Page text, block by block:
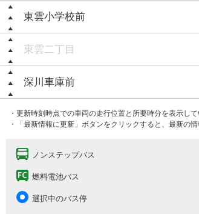
東雲小学校前
東雲二丁目
深川車庫前
・更新時刻時点での車両の走行位置と所要時分を表示して
・「最新情報に更新」ボタンをクリックすると、最新の
ノンステップバス
燃料電池バス
選択中のバス停